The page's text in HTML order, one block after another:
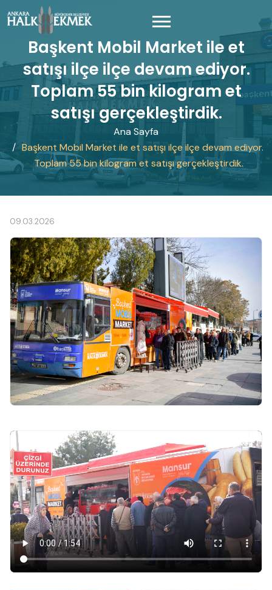
Başkent Mobil Market ile et
satışı ilçe ilçe devam ediyor.
Toplam 55 bin kilogram et
satışı gerçekleştirdik.
Ana Sayfa
Başkent Mobil Market ile et satışı ilçe ilçe devam ediyor.
Toplam 55 bin kilogram et satışı gerçekleştirdik.
09.03.2026